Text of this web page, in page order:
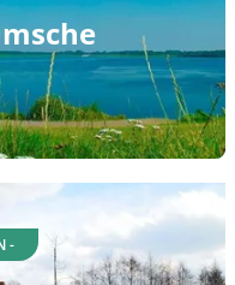
-